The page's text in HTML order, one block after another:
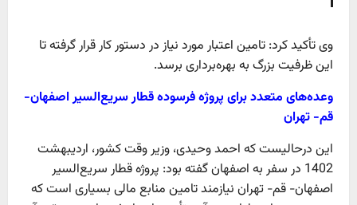
وی تأکید کرد: تامین اعتبار مورد نیاز در دستور کار قرار گرفته تا
این ظرفیت بزرگ به بهره‌برداری برسد.
وعده‌های متعدد برای پروژه فرسوده قطار سریع‌السیر اصفهان-
قم- تهران
این درحالیست که احمد وحیدی، وزیر وقت کشور، اردیبهشت
1402 در سفر به اصفهان گفته بود: پروژه قطار سریع‌السیر
اصفهان- قم- تهران نیازمند تامین منابع مالی بسیاری است که